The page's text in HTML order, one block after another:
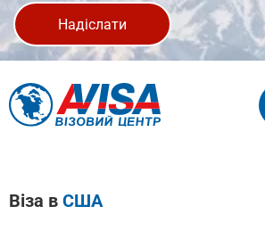
Надіслати
Віза в США